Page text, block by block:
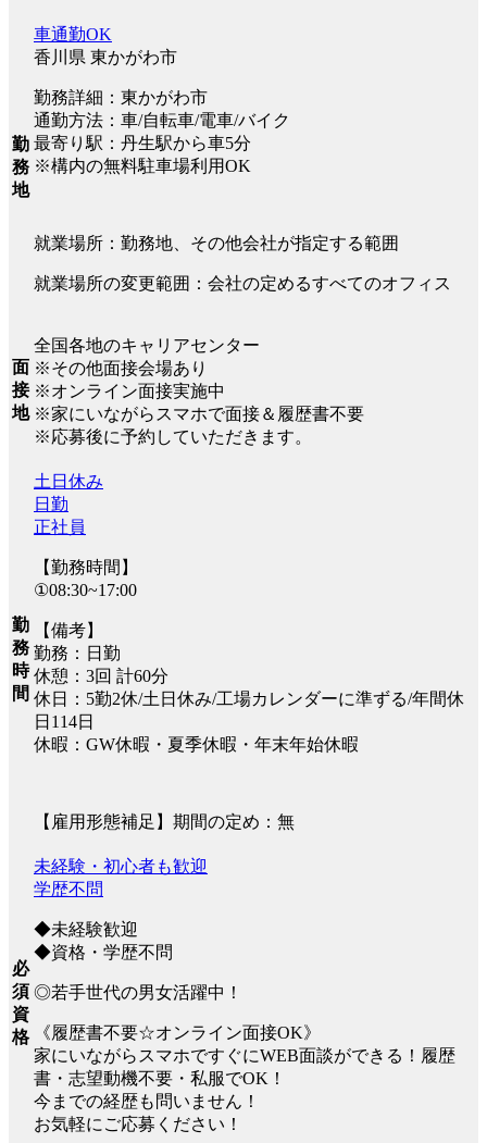
勤
務
地
車通勤OK
香川県 東かがわ市
勤務詳細：東かがわ市
通勤方法：車/自転車/電車/バイク
最寄り駅：丹生駅から車5分
※構内の無料駐車場利用OK
就業場所：勤務地、その他会社が指定する範囲
就業場所の変更範囲：会社の定めるすべてのオフィス
面
接
地
全国各地のキャリアセンター
※その他面接会場あり
※オンライン面接実施中
※家にいながらスマホで面接＆履歴書不要
※応募後に予約していただきます。
勤
務
時
間
土日休み
日勤
正社員
【勤務時間】
①08:30~17:00
【備考】
勤務：日勤
休憩：3回 計60分
休日：5勤2休/土日休み/工場カレンダーに準ずる/年間休
日114日
休暇：GW休暇・夏季休暇・年末年始休暇
【雇用形態補足】期間の定め：無
必
須
資
格
未経験・初心者も歓迎
学歴不問
◆未経験歓迎
◆資格・学歴不問
◎若手世代の男女活躍中！
《履歴書不要☆オンライン面接OK》
家にいながらスマホですぐにWEB面談ができる！履歴
書・志望動機不要・私服でOK！
今までの経歴も問いません！
お気軽にご応募ください！